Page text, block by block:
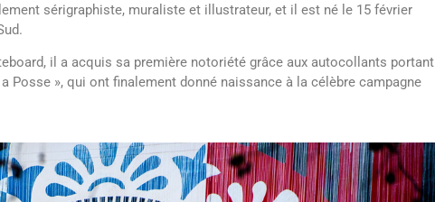
sérigraphiste, muraliste et illustrateur, et il est né le 15 février
il a acquis sa première notoriété grâce aux autocollants portant
Posse », qui ont finalement donné naissance à la célèbre campagne